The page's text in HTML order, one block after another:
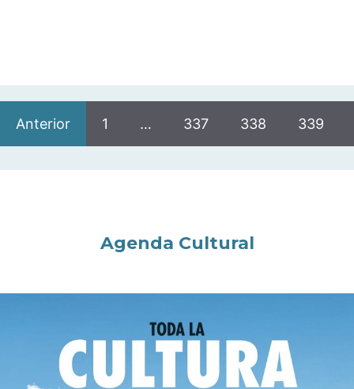
Anterior 1 … 337 338 339
Agenda Cultural